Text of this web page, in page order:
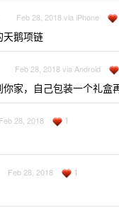
Feb 28, 2018 via iPhone
天鹅项链
Feb 28, 2018 via Android
家，自己包装一个礼盒
Feb 28, 2018 1
Feb 28, 2018 1